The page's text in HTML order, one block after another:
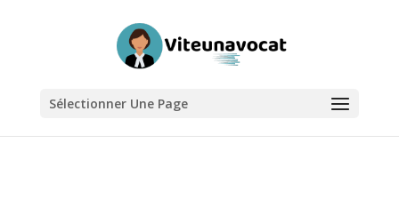
Sélectionner Une Page